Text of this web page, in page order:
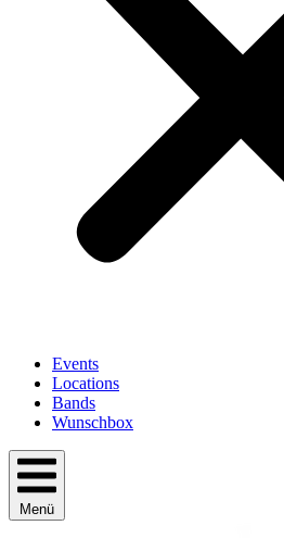
Events
Locations
Bands
Wunschbox
Menü